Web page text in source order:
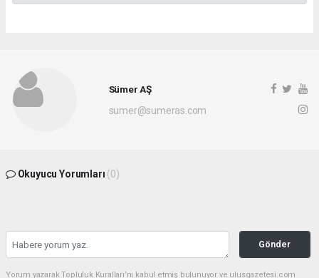
Sümer AŞ
sumer@sumeras.com
Okuyucu Yorumları (0)
Gönder
Yorum yazarak Topluluk Kuralları’nı kabul etmiş bulunuyor ve ulusgazetesi.com